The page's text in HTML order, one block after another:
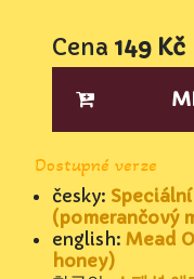
Cena 149 Kč
Dostupné verze
česky:
(pomerančový
english: Mead
honey)